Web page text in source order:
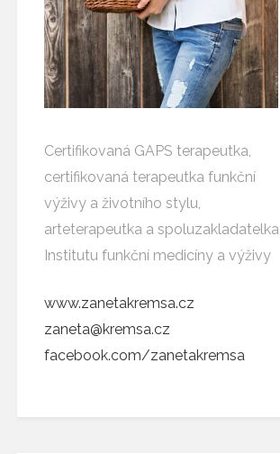
Certifikovaná GAPS terapeutka,
certifikovaná terapeutka funkční
výživy a životního stylu,
arteterapeutka a spoluzakladatelka
Institutu funkční medicíny a výživy
www.zanetakremsa.cz
zaneta@kremsa.cz
facebook.com/zanetakremsa